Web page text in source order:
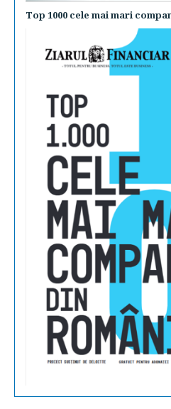
Top 1000 cele mai mari